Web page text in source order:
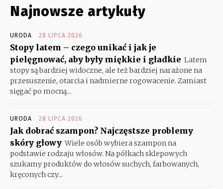
Najnowsze artykuły
URODA 28 LIPCA 2026
Stopy latem – czego unikać i jak je
pielęgnować, aby były miękkie i gładkie Latem
stopy są bardziej widoczne, ale też bardziej narażone na
przesuszenie, otarcia i nadmierne rogowacenie. Zamiast
sięgać po mocną...
URODA 28 LIPCA 2026
Jak dobrać szampon? Najczęstsze problemy
skóry głowy Wiele osób wybiera szampon na
podstawie rodzaju włosów. Na półkach sklepowych
szukamy produktów do włosów suchych, farbowanych,
kręconych czy...